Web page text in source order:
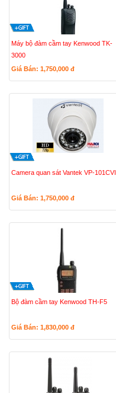
Máy bộ đàm cầm tay Kenwood TK-
3000
Giá Bán: 1,750,000 đ
Camera quan sát Vantek VP-101CVI
Giá Bán: 1,750,000 đ
Bộ đàm cầm tay Kenwood TH-F5
Giá Bán: 1,830,000 đ